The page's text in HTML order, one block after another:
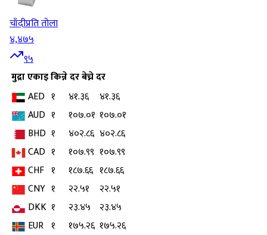
चाँदीप्रति तोला
४,४७५
९५
मुद्राएकाइकिन्ने दरबेच्ने दर
AED १ ४१.३६
४१.३६
AUD १ १०७.०१ १०७.०१
BHD १ ४०२.८६ ४०२.८६
CAD १ १०७.९९ १०७.९९
CHF १ १८७.६६ १८७.६६
CNY १ २२.५१
२२.५१
DKK १ २३.४५
२३.४५
EUR १ १७५.२६ १७५.२६